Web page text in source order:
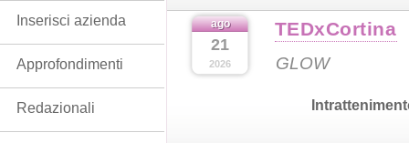
ago
21
2026
TEDxCortina
GLOW
Inserisci azienda
Approfondimenti
Redazionali